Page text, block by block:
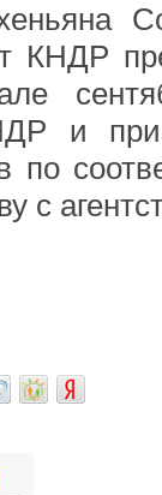
КНДР
и
по
с